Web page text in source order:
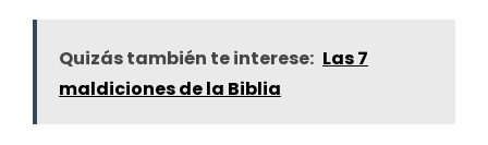
Quizás también te interese: Las 7
maldiciones de la Biblia